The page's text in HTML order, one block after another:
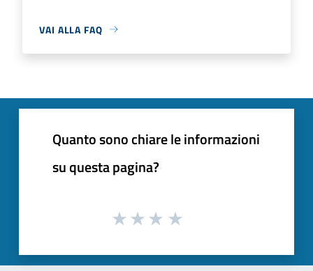
VAI ALLA FAQ
Quanto sono chiare le informazioni
su questa pagina?